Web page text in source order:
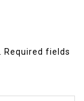
Required fields